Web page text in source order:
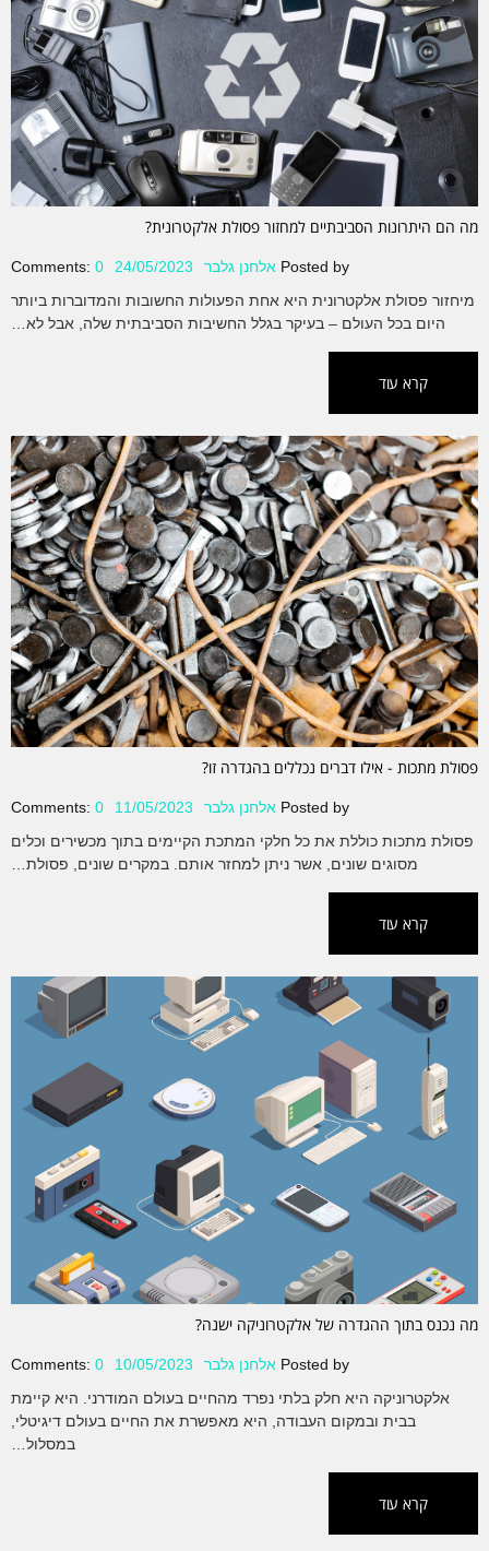
מה הם היתרונות הסביבתיים למחזור פסולת אלקטרונית?
Posted by אלחנן גלבר 24/05/2023
Comments: 0
מיחזור פסולת אלקטרונית היא אחת הפעולות החשובות והמדוברות ביותר
היום בכל העולם – בעיקר בגלל החשיבות הסביבתית שלה, אבל לא…
קרא עוד
פסולת מתכות - אילו דברים נכללים בהגדרה זו?
Posted by אלחנן גלבר 11/05/2023
Comments: 0
פסולת מתכות כוללת את כל חלקי המתכת הקיימים בתוך מכשירים וכלים
מסוגים שונים, אשר ניתן למחזר אותם. במקרים שונים, פסולת…
קרא עוד
מה נכנס בתוך ההגדרה של אלקטרוניקה ישנה?
Posted by אלחנן גלבר 10/05/2023
Comments: 0
אלקטרוניקה היא חלק בלתי נפרד מהחיים בעולם המודרני. היא קיימת
בבית ובמקום העבודה, היא מאפשרת את החיים בעולם דיגיטלי,
במסלול…
קרא עוד